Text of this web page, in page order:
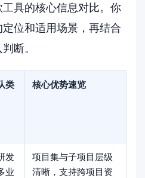
具的核心信息对比。你
位和适用场景，再结合
断。
类
核心优势速览
发
业
项目集与子项目层级
清晰，支持跨项目资